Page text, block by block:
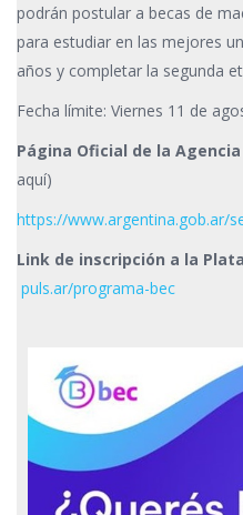
podrán postular a becas de
para estudiar en las mejores
años y completar la segunda
Fecha límite: Viernes 11 de
Página Oficial de la Agencia
aquí)
https://www.argentina.gob.ar/
Link de inscripción a la
puls.ar/programa-bec